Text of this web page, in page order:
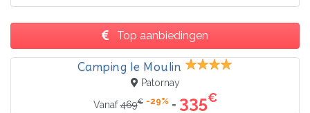
Top aanbiedingen
Camping le Moulin
Patornay
Vanaf469€ -29% = 335€